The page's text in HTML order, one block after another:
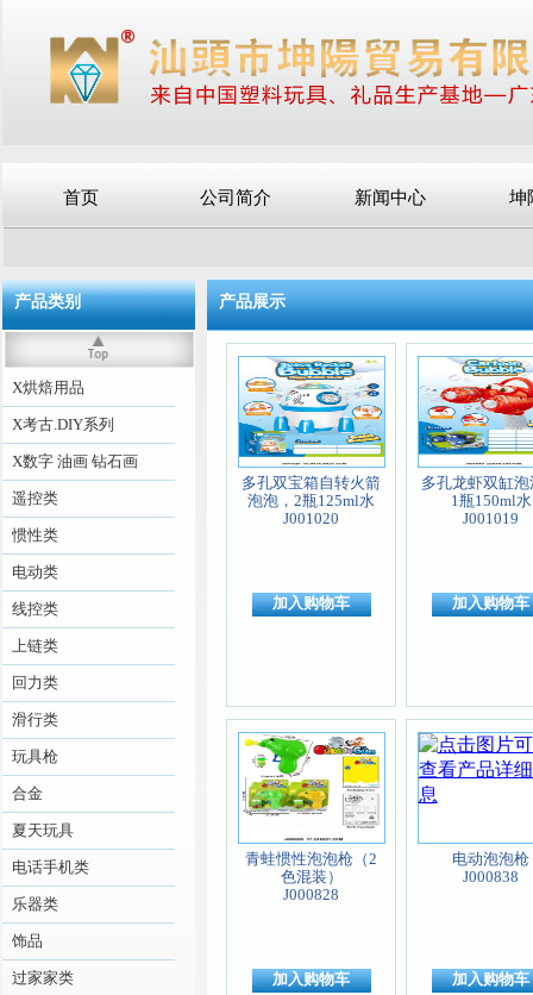
首页 公司简介 新闻中心 坤
产品类别
X烘焙用品
X考古.DIY系列
X数字 油画 钻石画
遥控类
惯性类
电动类
线控类
上链类
回力类
滑行类
玩具枪
合金
夏天玩具
电话手机类
乐器类
饰品
过家家类
产品展示
多孔双宝箱自转火箭
泡泡，2瓶125ml水
J001020
加入购物车
多孔龙虾双缸泡
1瓶150ml水
J001019
加入购物车
青蛙惯性泡泡枪（2
色混装）
J000828
加入购物车
电动泡泡枪
J000838
加入购物车